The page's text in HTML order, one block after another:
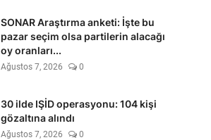
SONAR Araştırma anketi: İşte bu
pazar seçim olsa partilerin alacağı
oy oranları...
Ağustos 7, 2026 0
30 ilde IŞİD operasyonu: 104 kişi
gözaltına alındı
Ağustos 7, 2026 0